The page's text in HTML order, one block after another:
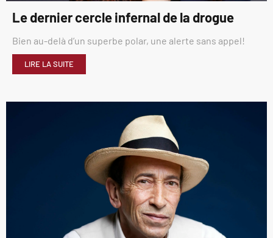
Le dernier cercle infernal de la drogue
Bien au-delà d’un superbe polar, une alerte sans appel!
LIRE LA SUITE